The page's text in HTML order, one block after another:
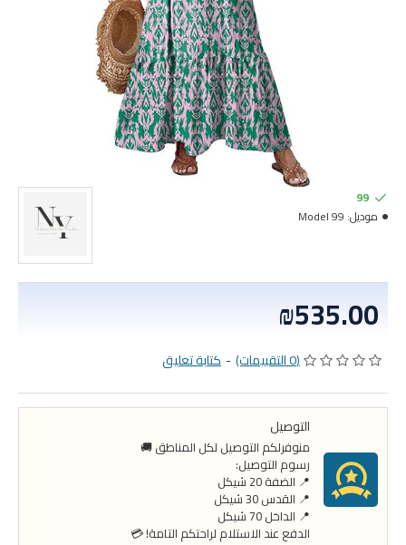
(0 التقييمات) - كتابة تعليق
₪535.00
99
موديل: Model 99
التوصيل
منوفرلكم التوصيل لكل المناطق 🚚
رسوم التوصيل:
📍 الضفة 20 شيكل
📍 القدس 30 شيكل
📍 الداخل 70 شيكل
الدفع عند الاستلام لراحتكم التامة! 💳